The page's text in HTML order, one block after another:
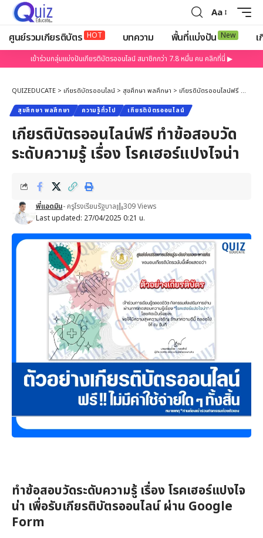
Aa
ศูนย์รวมเกียรติบัตร HOT บทความ พื้นที่แบ่งปัน New
เข้าร่วมกลุ่มแบ่งปันเกียรติบัตรออนไลน์ สมาชิกกว่า 7.8 หมื่น คน คลิกที่นี่ ▶
QUIZEDUCATE > เกียรติบัตรออนไลน์ > สุขศึกษา พลศึกษา > เกียรติบัตรออนไลน์ฟรี ทำข้อสอบวัดระดับความรู้ เรื่อง โรคเฮอร์แปงไจน่า
สุขศึกษา พลศึกษา ความรู้ทั่วไป เกียรติบัตรออนไลน์
เกียรติบัตรออนไลน์ฟรี ทำข้อสอบวัด
ระดับความรู้ เรื่อง โรคเฮอร์แปงไจน่า
Last updated: 27/04/2025 0:21 น.
พี่แอดมิน- ครูโรงเรียนรัฐบาล 309 Views
ทำข้อสอบวัดระดับความรู้ เรื่อง โรคเฮอร์แปงไจ
น่า เพื่อรับเกียรติบัตรออนไลน์ ผ่าน Google
Form